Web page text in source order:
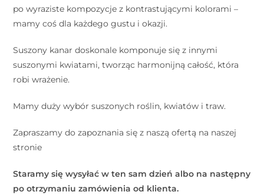
po wyraziste kompozycje z kontrastującymi kolorami –
mamy coś dla każdego gustu i okazji.
Suszony kanar doskonale komponuje się z innymi
suszonymi kwiatami, tworząc harmonijną całość, która
robi wrażenie.
Mamy duży wybór suszonych roślin, kwiatów i traw.
Zapraszamy do zapoznania się z naszą ofertą na naszej
stronie
Staramy się wysyłać w ten sam dzień albo na następny
po otrzymaniu zamówienia od klienta.